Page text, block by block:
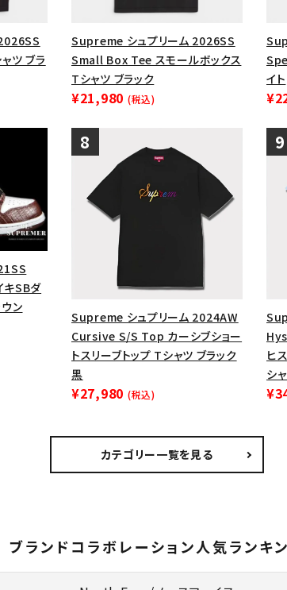
ツ ブラ
Supreme シュプリーム 2026SS
Small Box Tee スモールボックス
Tシャツ ブラック
¥21,980 (税込)
イト
SBダ
ン
Supreme シュプリーム 2024AW
Cursive S/S Top カーシブショー
トスリーブトップ Tシャツ ブラック
黒
¥27,980 (税込)
ヒ
シ
カテゴリー一覧を見る
ブランドコラボレーション人気ランキ